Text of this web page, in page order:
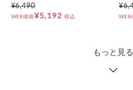
¥6,490
WEB価格¥5,192 税込 WEB
もっと見る